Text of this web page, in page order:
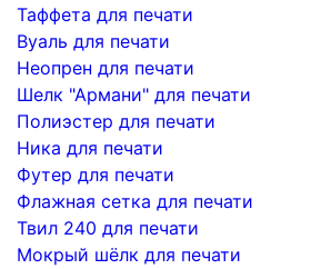
Таффета для печати
Вуаль для печати
Неопрен для печати
Шелк "Армани" для печати
Полиэстер для печати
Ника для печати
Футер для печати
Флажная сетка для печати
Твил 240 для печати
Мокрый шёлк для печати